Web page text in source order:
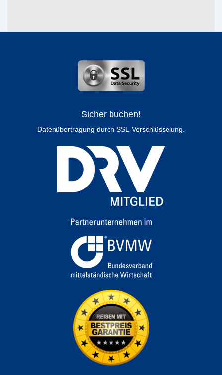
Sicher buchen!
Datenübertragung durch SSL-Verschlüsselung.